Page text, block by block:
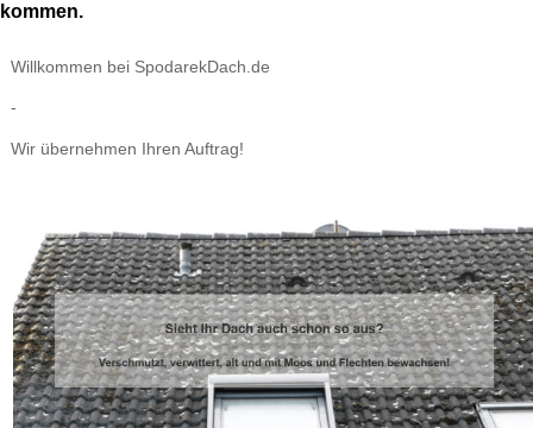
kommen.
Willkommen bei SpodarekDach.de
-
Wir übernehmen Ihren Auftrag!